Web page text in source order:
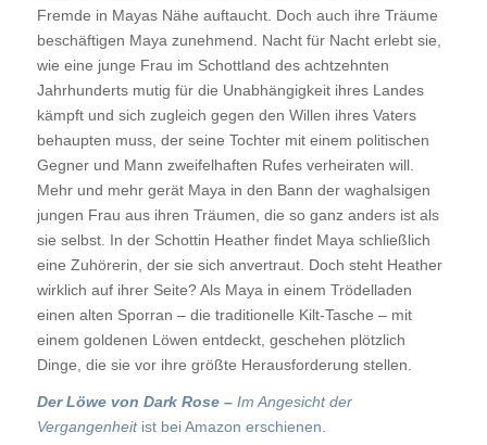
Fremde in Mayas Nähe auftaucht. Doch auch ihre Träume
beschäftigen Maya zunehmend. Nacht für Nacht erlebt sie,
wie eine junge Frau im Schottland des achtzehnten
Jahrhunderts mutig für die Unabhängigkeit ihres Landes
kämpft und sich zugleich gegen den Willen ihres Vaters
behaupten muss, der seine Tochter mit einem politischen
Gegner und Mann zweifelhaften Rufes verheiraten will.
Mehr und mehr gerät Maya in den Bann der waghalsigen
jungen Frau aus ihren Träumen, die so ganz anders ist als
sie selbst. In der Schottin Heather findet Maya schließlich
eine Zuhörerin, der sie sich anvertraut. Doch steht Heather
wirklich auf ihrer Seite? Als Maya in einem Trödelladen
einen alten Sporran – die traditionelle Kilt-Tasche – mit
einem goldenen Löwen entdeckt, geschehen plötzlich
Dinge, die sie vor ihre größte Herausforderung stellen.
Der Löwe von Dark Rose – Im Angesicht der
Vergangenheit ist bei Amazon erschienen.